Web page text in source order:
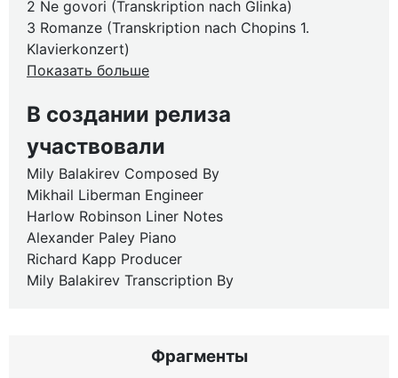
2 Ne govori (Transkription nach Glinka)
3 Romanze (Transkription nach Chopins 1.
Klavierkonzert)
Показать больше
В создании релиза
участвовали
Mily Balakirev Composed By
Mikhail Liberman Engineer
Harlow Robinson Liner Notes
Alexander Paley Piano
Richard Kapp Producer
Mily Balakirev Transcription By
Фрагменты